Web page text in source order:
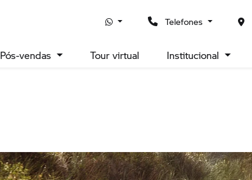
Telefones
Pós-vendas Tour virtual Institucional